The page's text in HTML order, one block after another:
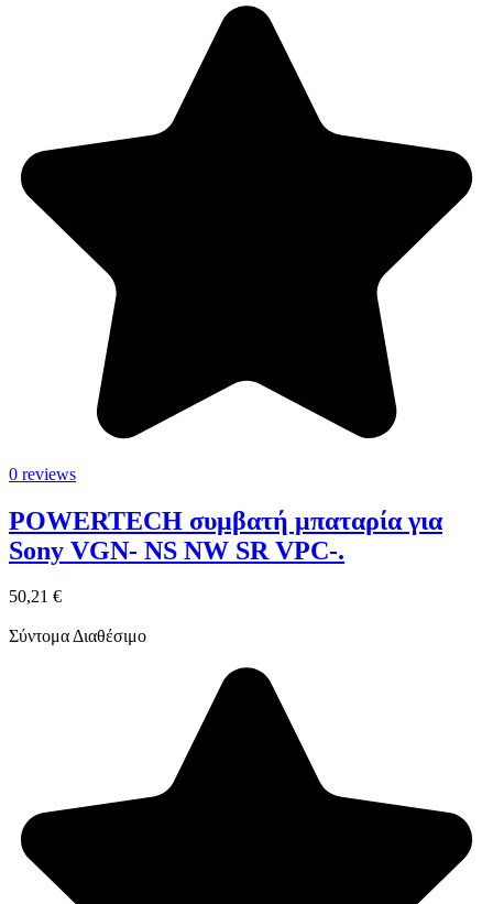
0 reviews
POWERTECH συμβατή μπαταρία για
Sony VGN- NS NW SR VPC-.
50,21 €
Σύντομα Διαθέσιμο